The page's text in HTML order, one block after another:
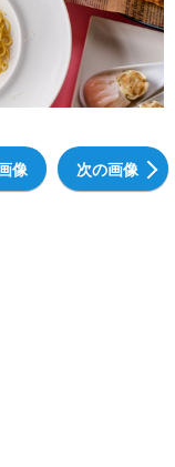
像 次の画像